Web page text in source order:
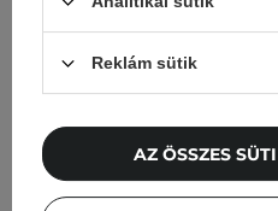
7 500,00 Ft
KOSÁRBA
Reklám sütik
AZ ÖSSZES